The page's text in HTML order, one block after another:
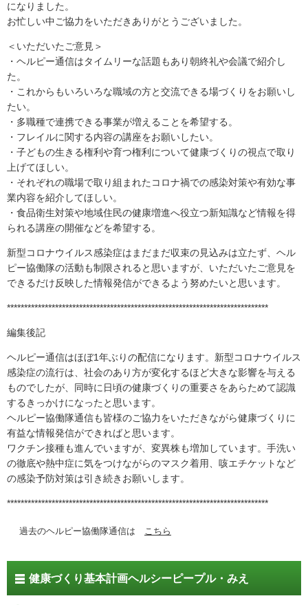
になりました。
お忙しい中ご協力をいただきありがとうございました。
＜いただいたご意見＞
・ヘルピー通信はタイムリーな話題もあり朝終礼や会議で紹介し
た。
・これからもいろいろな職域の方と交流できる場づくりをお願いし
たい。
・多職種で連携できる事業が増えることを希望する。
・フレイルに関する内容の講座をお願いしたい。
・子どもの生きる権利や育つ権利について健康づくりの視点で取り
上げてほしい。
・それぞれの職場で取り組まれたコロナ禍での感染対策や有効な事
業内容を紹介してほしい。
・食品衛生対策や地域住民の健康増進へ役立つ新知識など情報を得
られる講座の開催などを希望する。
新型コロナウイルス感染症はまだまだ収束の見込みは立たず、ヘル
ピー協働隊の活動も制限されると思いますが、いただいたご意見を
できるだけ反映した情報発信ができるよう努めたいと思います。
****************************************************************************
編集後記
ヘルピー通信はほぼ1年ぶりの配信になります。新型コロナウイルス
感染症の流行は、社会のあり方が変化するほど大きな影響を与える
ものでしたが、同時に日頃の健康づくりの重要さをあらためて認識
するきっかけになったと思います。
ヘルピー協働隊通信も皆様のご協力をいただきながら健康づくりに
有益な情報発信ができればと思います。
ワクチン接種も進んでいますが、変異株も増加しています。手洗い
の徹底や熱中症に気をつけながらのマスク着用、咳エチケットなど
の感染予防対策は引き続きお願いします。
****************************************************************************
過去のヘルピー協働隊通信は こちら
健康づくり基本計画ヘルシーピープル・みえ